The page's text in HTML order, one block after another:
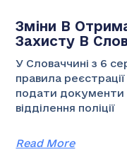
Зміни В
Захисту В
У Словаччині з 6
правила
подати
відділення поліції
Read More